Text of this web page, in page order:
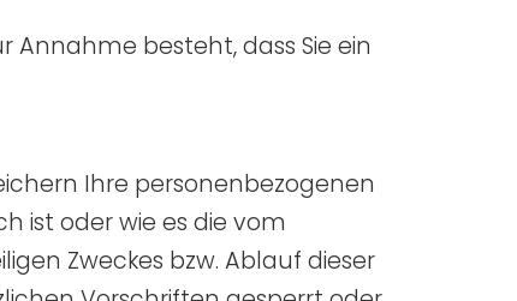
besteht, dass Sie ein
Ihre personenbezogenen
ist oder wie es die vom
Zweckes bzw. Ablauf dieser